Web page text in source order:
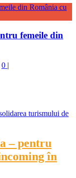
femeile din
0 |
– pentru
în